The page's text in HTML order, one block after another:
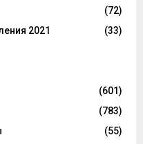
(72)
2021
(33)
(601)
(783)
(55)